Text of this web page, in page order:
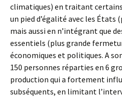
climatiques) en traitant
un pied d’égalité avec les États
mais aussi en n’intégrant que
essentiels (plus grande
économiques et politiques. A
150 personnes réparties en 6
production qui a fortement
subséquents, en limitant